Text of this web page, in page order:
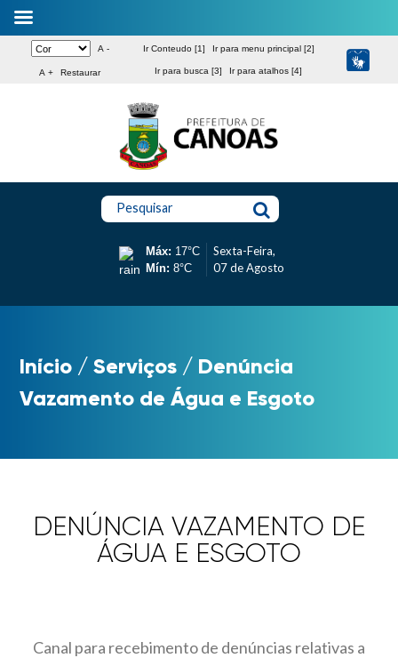
A -
A + Restaurar
Ir Conteudo [1] Ir para menu principal [2]
Ir para busca [3] Ir para atalhos [4]
Pesquisar
Máx: 17°C
Mín: 8°C
Sexta-Feira,
07 de Agosto
Início /Serviços / Denúncia
Vazamento de Água e Esgoto
DENÚNCIA VAZAMENTO DE
ÁGUA E ESGOTO
Canal para recebimento de denúncias relativas a